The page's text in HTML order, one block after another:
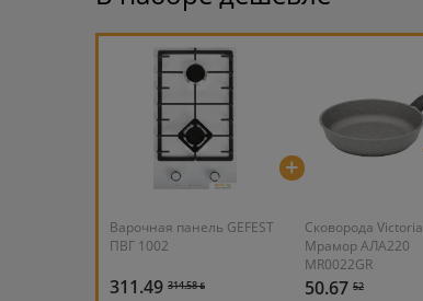
Варочная панель GEFEST
ПВГ 1002
311.49 314.58 ƃ
+
Сковорода Victoria
Мрамор АЛА220
MR0022GR
50.67 52